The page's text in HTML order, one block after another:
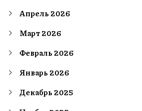
Апрель 2026
Март 2026
Февраль 2026
Январь 2026
Декабрь 2025